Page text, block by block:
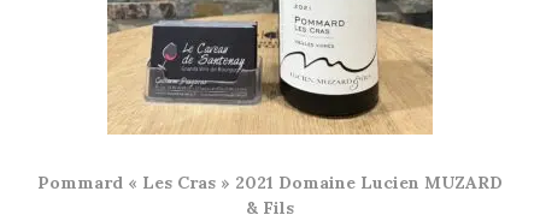
Pommard « Les Cras » 2021 Domaine Lucien MUZARD
& Fils